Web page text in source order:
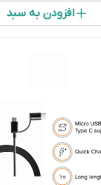
افزودن به سبد